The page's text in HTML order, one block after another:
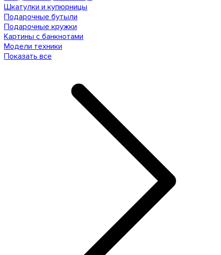
Шкатулки и купюрницы
Подарочные бутыли
Подарочные кружки
Картины с банкнотами
Модели техники
Показать все